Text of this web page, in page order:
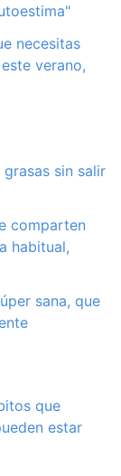
necesitas
verano,
sin salir
comparten
habitual,
sana, que
que
estar